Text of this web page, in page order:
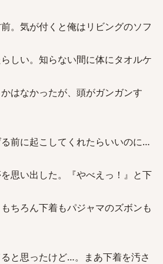
。気が付くと俺はリビングのソフ
しい。知らない間に体にタオルケ
はなかったが、頭がガンガンす
前に起こしてくれたらいいのに…
思い出した。『やべえっ！』と下
ちろん下着もパジャマのズボンも
と思ったけど…。まあ下着を汚さ